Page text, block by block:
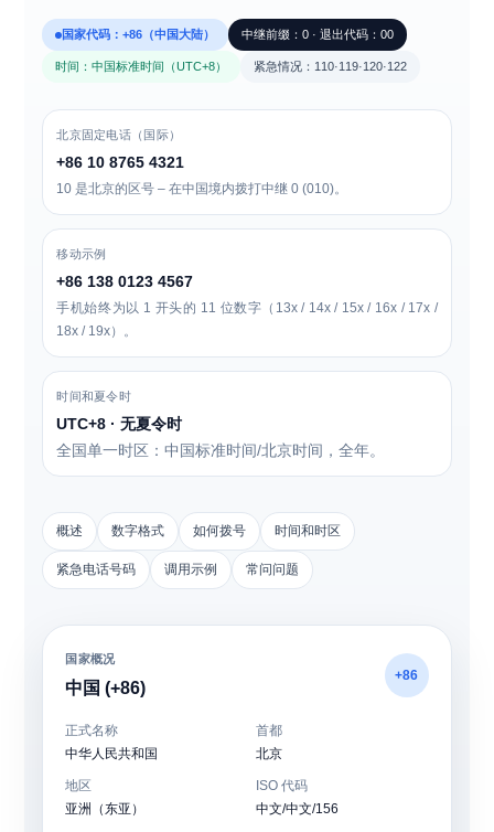
国家代码：+86（中国大陆） 中继前缀：0 · 退出代码：00
时间：中国标准时间（UTC+8） 紧急情况：110·119·120·122
北京固定电话（国际）
+86 10 8765 4321
10 是北京的区号 – 在中国境内拨打中继 0 (010)。
移动示例
+86 138 0123 4567
手机始终为以 1 开头的 11 位数字（13x / 14x / 15x / 16x / 17x /
18x / 19x）。
时间和夏令时
UTC+8 · 无夏令时
全国单一时区：中国标准时间/北京时间，全年。
概述 数字格式 如何拨号 时间和时区
紧急电话号码 调用示例 常问问题
国家概况
中国 (+86)
+86
正式名称
中华人民共和国
首都
北京
地区
亚洲（东亚）
ISO 代码
中文/中文/156